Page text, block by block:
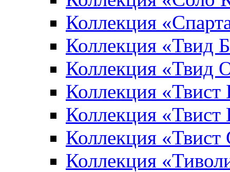
Коллекция
Коллекция «Твид
Коллекция «Твид
Коллекция
Коллекция
Коллекция
Коллекция